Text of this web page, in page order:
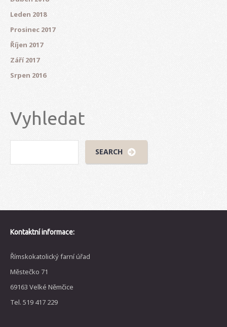
Leden 2018
Prosinec 2017
Říjen 2017
Září 2017
Srpen 2016
Vyhledat
Kontaktní informace:
Římskokatolický farní úřad
Městečko 71
69163 Velké Němčice
Tel. 519 417 229